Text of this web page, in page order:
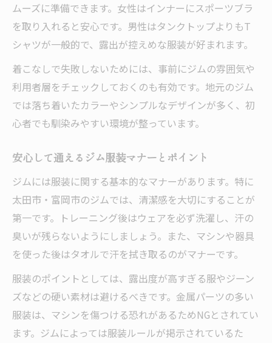
ムーズに準備できます。女性はインナーにスポーツブラ
を取り入れると安心です。男性はタンクトップよりもT
シャツが一般的で、露出が控えめな服装が好まれます。
着こなしで失敗しないためには、事前にジムの雰囲気や
利用者層をチェックしておくのも有効です。地元のジム
では落ち着いたカラーやシンプルなデザインが多く、初
心者でも馴染みやすい環境が整っています。
安心して通えるジム服装マナーとポイント
ジムには服装に関する基本的なマナーがあります。特に
太田市・富岡市のジムでは、清潔感を大切にすることが
第一です。トレーニング後はウェアを必ず洗濯し、汗の
臭いが残らないようにしましょう。また、マシンや器具
を使った後はタオルで汗を拭き取るのがマナーです。
服装のポイントとしては、露出度が高すぎる服やジーン
ズなどの硬い素材は避けるべきです。金属パーツの多い
服装は、マシンを傷つける恐れがあるためNGとされてい
ます。ジムによっては服装ルールが掲示されているた